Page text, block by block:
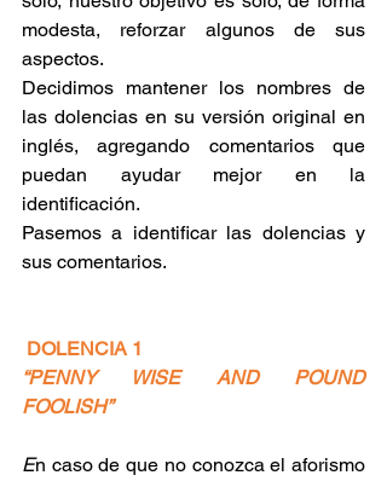
modesta, reforzar algunos de sus
aspectos.
Decidimos mantener los nombres de
las dolencias en su versión original en
inglés, agregando comentarios que
puedan ayudar mejor en la
identificación.
Pasemos a identificar las dolencias y
sus comentarios.
DOLENCIA 1
“PENNY WISE AND POUND
FOOLISH”
En caso de que no conozca el aforismo